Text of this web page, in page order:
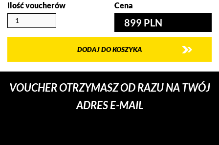
Ilość voucherów Cena
899 PLN
DODAJ DO KOSZYKA
VOUCHER OTRZYMASZ OD RAZU NA TWÓJ
ADRES E-MAIL